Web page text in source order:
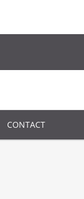
CONTACT